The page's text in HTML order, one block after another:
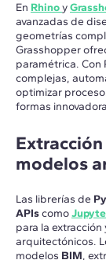
En Rhinoy
avanzadas de
geometrías
Grasshopper
paramétrica. Con
complejas,
optimizar
formas
modelos
Las librerías de
APIscomo
para la
arquitectónicos.
modelos BIM,